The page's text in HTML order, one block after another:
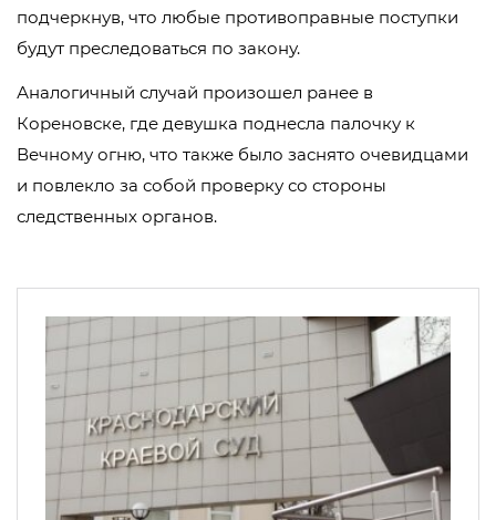
подчеркнув, что любые противоправные поступки
будут преследоваться по закону.
Аналогичный случай произошел ранее в
Кореновске, где девушка поднесла палочку к
Вечному огню, что также было заснято очевидцами
и повлекло за собой проверку со стороны
следственных органов.